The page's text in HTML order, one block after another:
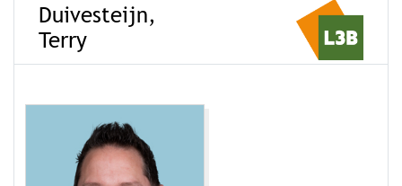
Duivesteijn,
Terry